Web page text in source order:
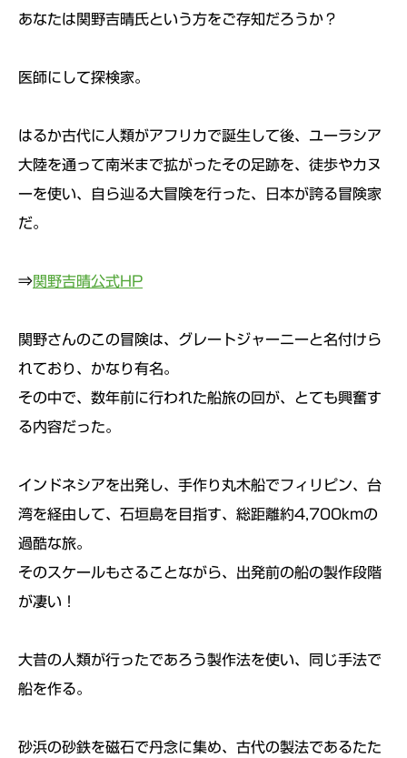
あなたは関野吉晴氏という方をご存知だろうか？
医師にして探検家。
はるか古代に人類がアフリカで誕生して後、ユーラシア
大陸を通って南米まで拡がったその足跡を、徒歩やカヌ
ーを使い、自ら辿る大冒険を行った、日本が誇る冒険家
だ。
⇒関野吉晴公式HP
関野さんのこの冒険は、グレートジャーニーと名付けら
れており、かなり有名。
その中で、数年前に行われた船旅の回が、とても興奮す
る内容だった。
インドネシアを出発し、手作り丸木船でフィリピン、台
湾を経由して、石垣島を目指す、総距離約4,700kmの
過酷な旅。
そのスケールもさることながら、出発前の船の製作段階
が凄い！
大昔の人類が行ったであろう製作法を使い、同じ手法で
船を作る。
砂浜の砂鉄を磁石で丹念に集め、古代の製法であるたた